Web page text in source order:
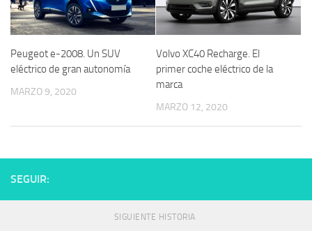
Peugeot e-2008. Un SUV
eléctrico de gran autonomía
MARZO 9, 2020
Volvo XC40 Recharge. El
primer coche eléctrico de la
marca
MARZO 12, 2020
SEGUIR:
SIGUIENTE HISTORIA